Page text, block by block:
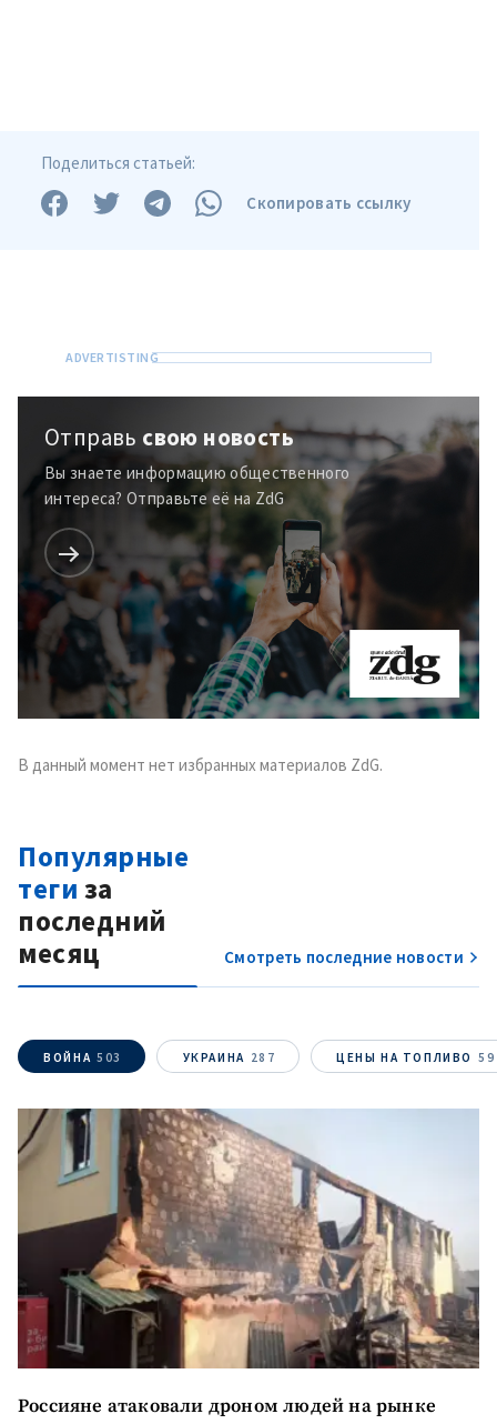
Отправить
О ZDG
în Română in English
Поделиться статьей:
Скопировать ссылку
Отправь свою новость
Вы знаете информацию общественного
интереса? Отправьте её на ZdG
В данный момент нет избранных материалов ZdG.
Популярные
теги за
последний
месяц
Смотреть последние новости
ВОЙНА 503 УКРАИНА 287 ЦЕНЫ НА ТОПЛИВО 59
Россияне атаковали дроном людей на рынке